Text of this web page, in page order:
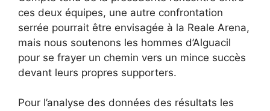
ces deux équipes, une autre confrontation
serrée pourrait être envisagée à la Reale Arena,
mais nous soutenons les hommes d’Alguacil
pour se frayer un chemin vers un mince succès
devant leurs propres supporters.
Pour l’analyse des données des résultats les